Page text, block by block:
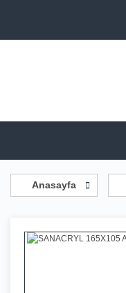
Anasayfa